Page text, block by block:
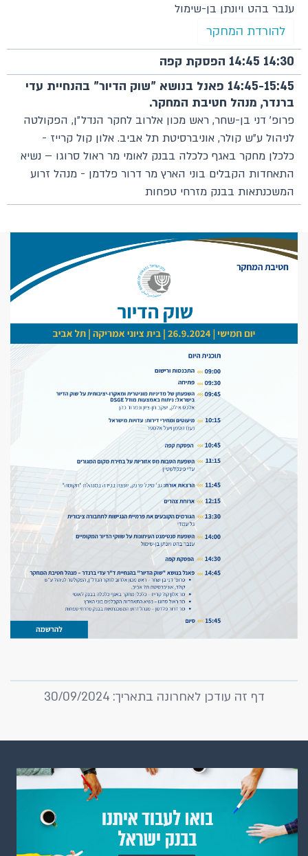
ענבר בהט ויונתן בן-שימול
להורדת המחקר
14:30 14:45 הפסקת קפה
14:45-15:45 פאנל בנושא "שוק הדיור" בהנחיית עדי
ברנדר, מנהל חטיבת המחקר.
פרופ׳ דני בן-שחר, ראש מכון אלרוב לחקר הנדל״ן, הפקולטה
לניהול ע״ש קולר, אוניברסיטת תל אביב. אלון קול קרייז -
כלכלן מחקר באגף כלכלה בבנק לאומי מר ראול סרוגו – נשיא
התאחדות הקבלים בוני הארץ מר דרור פלדמן - מנהל זרוע
המשכנתאות בבנק מזרחי טפחות
דף זה עודכן לאחרונה בתאריך: 30/09/2024